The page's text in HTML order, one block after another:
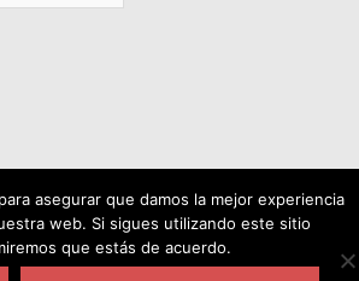
asegurar que damos la mejor experiencia
web. Si sigues utilizando este sitio
que estás de acuerdo.